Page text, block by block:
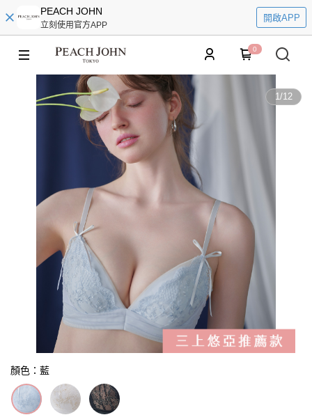
PEACH JOHN
立刻使用官方APP
開啟APP
0
1/12
顏色：藍